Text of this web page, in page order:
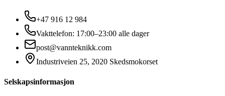
+47 916 12 984
Vakttelefon: 17:00–23:00 alle dager
post@vannteknikk.com
Industriveien 25, 2020 Skedsmokorset
Selskapsinformasjon